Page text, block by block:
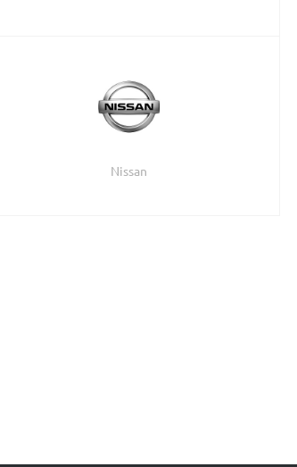
Nissan